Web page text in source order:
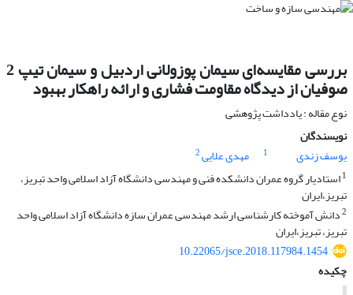
بررسی مقایسه‌ای سیمان پوزولانی اردبیل و سیمان تیپ 2
صوفیان از دیدگاه مقاومت فشاری و ارائه راهکار بهبود
نوع مقاله : یادداشت پژوهشی
نویسندگان
یوسف زندی
1 مهدی علایی2
1استادیار گروه عمران دانشکده فنی و مهندسی دانشگاه آزاد اسلامی واحد تبریز،
تبریز،ایران
2دانش آموخته کارشناسی ارشد مهندسی عمران سازه دانشگاه آزاد اسلامی واحد
تبریز، تبریز،ایران
10.22065/jsce.2018.117984.1454
چکیده